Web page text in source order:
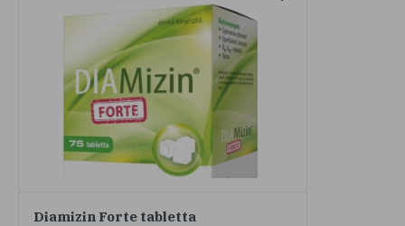
Diamizin Forte tabletta